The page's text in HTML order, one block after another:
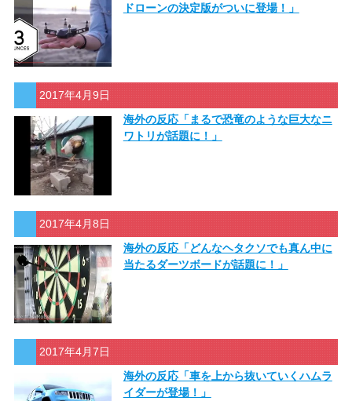
ドローンの決定版がついに登場！」
2017年4月9日
海外の反応「まるで恐竜のような巨大なニ
ワトリが話題に！」
2017年4月8日
海外の反応「どんなヘタクソでも真ん中に
当たるダーツボードが話題に！」
2017年4月7日
海外の反応「車を上から抜いていくハムラ
イダーが登場！」